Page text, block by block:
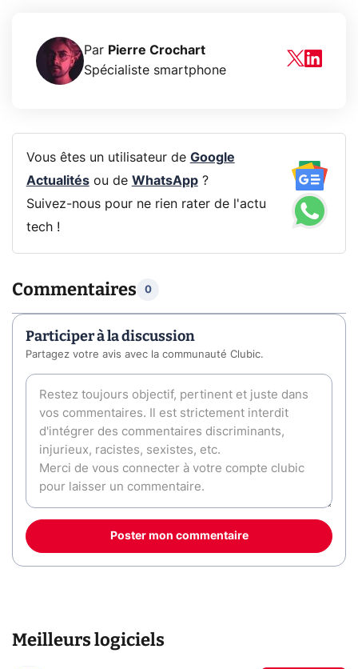
Par Pierre Crochart
Spécialiste smartphone
Vous êtes un utilisateur de Google
Actualitésou de WhatsApp?
Suivez-nous pour ne rien rater de l'actu
tech !
Commentaires 0
Participer à la discussion
Partagez votre avis avec la communauté Clubic.
Poster mon commentaire
Meilleurs logiciels